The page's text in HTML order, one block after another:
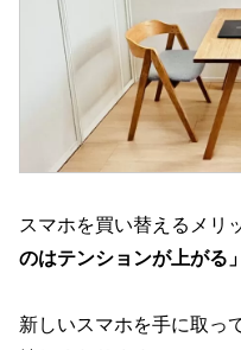
スマホを買い替えるメリ
のはテンションが上がる」
新しいスマホを手に取っ